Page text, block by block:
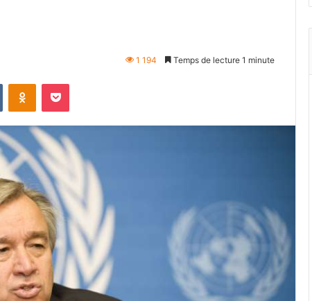
1 194 Temps de lecture 1 minute
VKontakteOdnoklassniki
Pocket